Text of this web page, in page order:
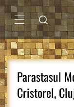
Sari
la
conținutMENIU
PRINCIPAL
Parastasul
Cristorel,